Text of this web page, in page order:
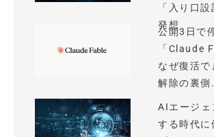
「入り口
発想
公開3日で
「Claude
なぜ復活で
解除の裏側
AIエージェ
する時代に